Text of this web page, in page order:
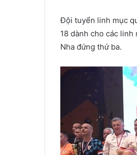
Đội tuyển linh mục
18 dành cho các
Nha đứng thứ ba.